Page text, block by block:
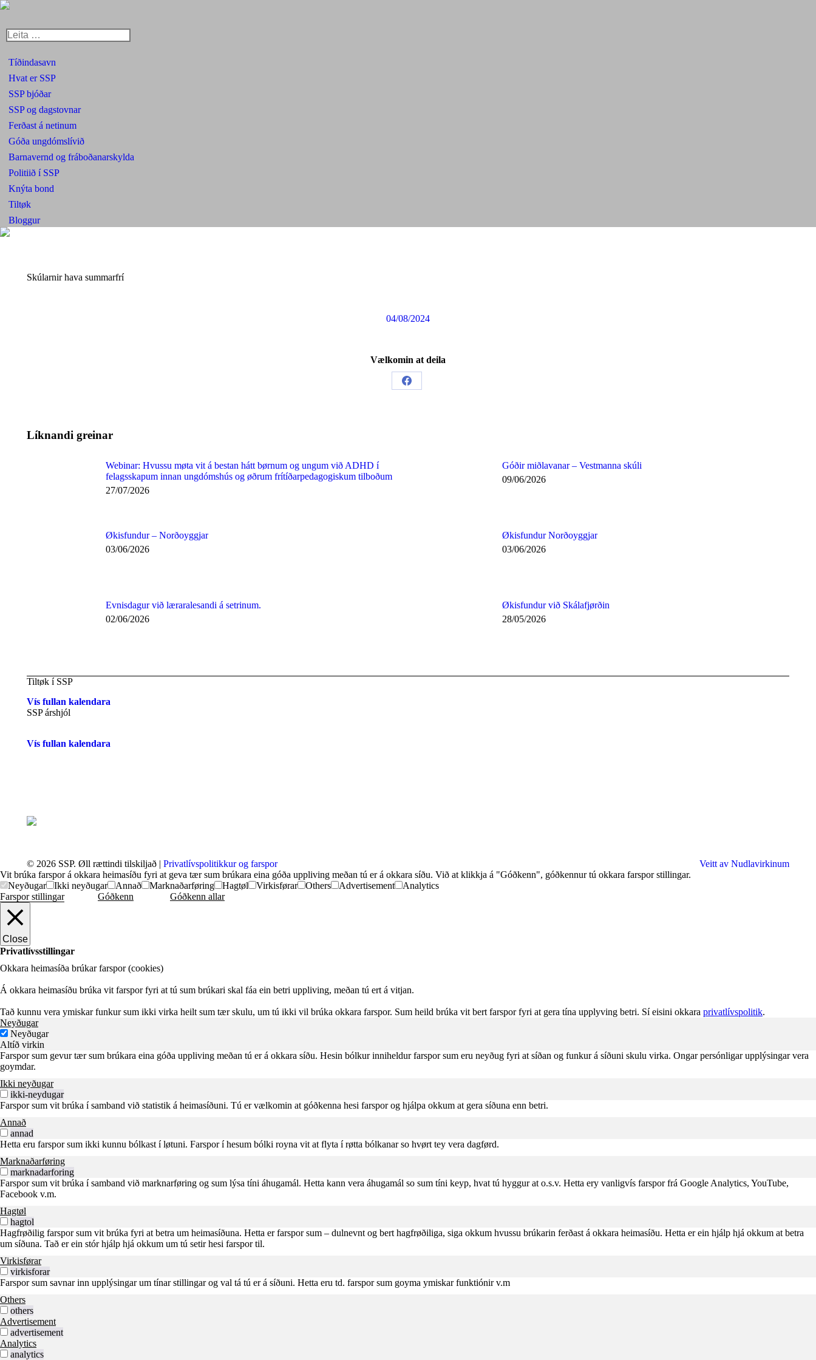
Leita:
Tíðindasavn
Hvat er SSP
SSP bjóðar
SSP og dagstovnar
Ferðast á netinum
Góða ungdómslívið
Barnavernd og fráboðanarskylda
Politiið í SSP
Knýta bond
Tiltøk
Bloggur
Skúlarnir hava summarfrí
04/08/2024
Vælkomin at deila
Share
Líknandi greinar
Webinar: Hvussu møta vit á bestan hátt børnum og ungum við ADHD í
felagsskapum innan ungdómshús og øðrum frítíðarpedagogiskum tilboðum
27/07/2026
Góðir miðlavanar – Vestmanna skúli
09/06/2026
Økisfundur – Norðoyggjar
03/06/2026
Økisfundur Norðoyggjar
03/06/2026
Evnisdagur við læraralesandi á setrinum.
02/06/2026
Økisfundur við Skálafjørðin
28/05/2026
Tiltøk í SSP
Vís fullan kalendara
SSP árshjól
Vís fullan kalendara
© 2026 SSP. Øll rættindi tilskiljað | Privatlívspolitikkur og farspor
Veitt av Nudlavirkinum
Vit brúka farspor á okkara heimasíðu fyri at geva tær sum brúkara eina góða uppliving meðan tú er á okkara síðu. Við at klikkja á "Góðkenn", góðkennur tú okkara farspor stillingar.
Neyðugar
Ikki neyðugar Annað Marknaðarføring Hagtøl Virkisførar Others Advertisement
Analytics
Farspor stillingar
Góðkenn Góðkenn allar
Close
Privatlívsstillingar
Okkara heimasíða brúkar farspor (cookies)
Á okkara heimasíðu brúka vit farspor fyri at tú sum brúkari skal fáa ein betri uppliving, meðan tú ert á vitjan.
Tað kunnu vera ymiskar funkur sum ikki virka heilt sum tær skulu, um tú ikki vil brúka okkara farspor. Sum heild brúka vit bert farspor fyri at gera tína upplyving betri. Sí eisini okkara privatlívspolitik.
Neyðugar
Neyðugar
Altíð virkin
Farspor sum gevur tær sum brúkara eina góða uppliving meðan tú er á okkara síðu. Hesin bólkur inniheldur farspor sum eru neyðug fyri at síðan og funkur á síðuni skulu virka. Ongar persónligar upplýsingar vera
goymdar.
Ikki neyðugar
ikki-neydugar
Farspor sum vit brúka í samband við statistik á heimasíðuni. Tú er vælkomin at góðkenna hesi farspor og hjálpa okkum at gera síðuna enn betri.
Annað
annad
Hetta eru farspor sum ikki kunnu bólkast í løtuni. Farspor í hesum bólki royna vit at flyta í røtta bólkanar so hvørt tey vera dagførd.
Marknaðarføring
marknadarforing
Farspor sum vit brúka í samband við marknarføring og sum lýsa tíni áhugamál. Hetta kann vera áhugamál so sum tíni keyp, hvat tú hyggur at o.s.v. Hetta ery vanligvís farspor frá Google Analytics, YouTube,
Facebook v.m.
Hagtøl
hagtol
Hagfrøðilig farspor sum vit brúka fyri at betra um heimasíðuna. Hetta er farspor sum – dulnevnt og bert hagfrøðiliga, siga okkum hvussu brúkarin ferðast á okkara heimasíðu. Hetta er ein hjálp hjá okkum at betra
um síðuna. Tað er ein stór hjálp hjá okkum um tú setir hesi farspor til.
Virkisførar
virkisforar
Farspor sum savnar inn upplýsingar um tínar stillingar og val tá tú er á síðuni. Hetta eru td. farspor sum goyma ymiskar funktiónir v.m
Others
others
Advertisement
advertisement
Analytics
analytics